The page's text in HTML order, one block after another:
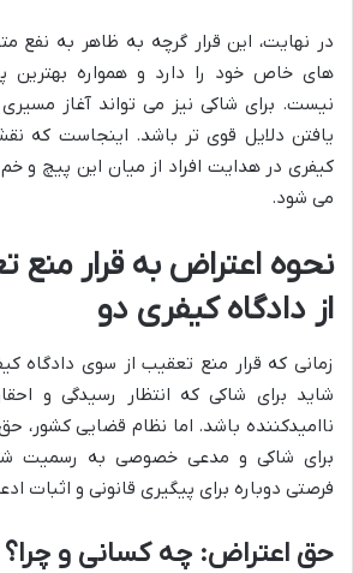
در نهایت، این قرار گرچه به ظاهر به نفع
های خاص خود را دارد و همواره بهترین
نیست. برای شاکی نیز می تواند آغاز
یافتن دلایل قوی تر باشد. اینجاست
کیفری در هدایت افراد از میان این پیچ و
می شود.
نحوه اعتراض به قرار منع
از دادگاه کیفری دو
زمانی که قرار منع تعقیب از سوی دادگاه
شاید برای شاکی که انتظار رسیدگی و
ناامیدکننده باشد. اما نظام قضایی کشور،
برای شاکی و مدعی خصوصی به رسمیت
فرصتی دوباره برای پیگیری قانونی و اثبات
حق اعتراض: چه کسانی و چرا؟